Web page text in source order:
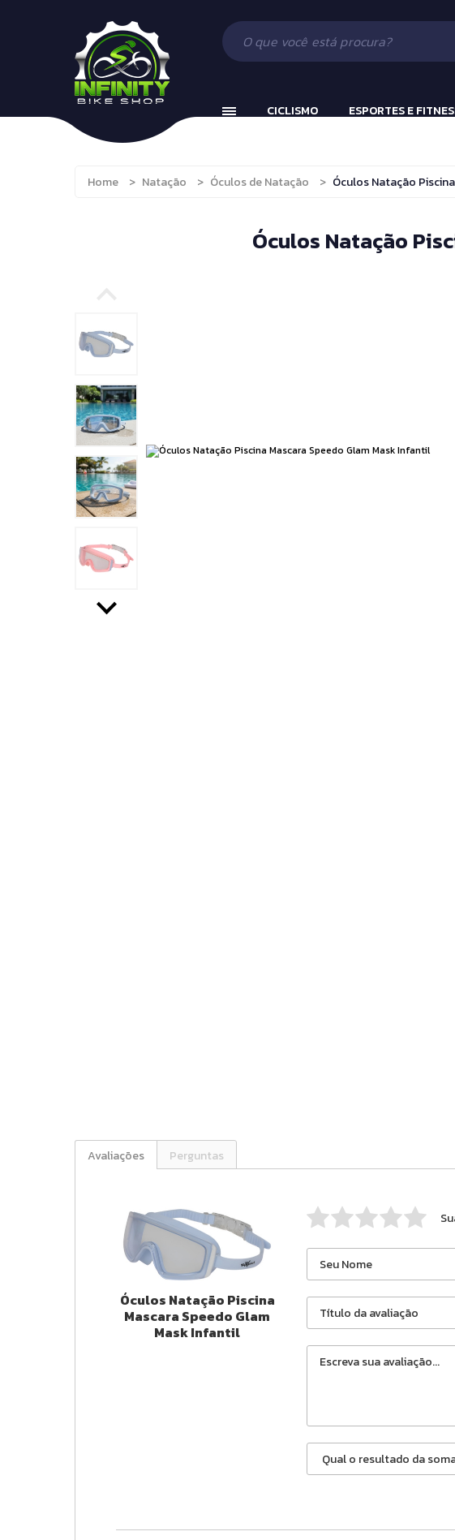
Fitness
CICLISMO ESPORTES E
Fitness e
Ciclismo
Esportes e Fitness
Fitness
Camping, Caça e Pesca
Brinquedos e Hobbies
Natação
Acessórios
Componentes
Beach Tennis
Fitness e Musculação
Tênis de Mesa
Home > Natação > Óculos de Natação > Óculos Natação
Óculos Natação
Avaliações Perguntas
Óculos Natação Piscina
Mascara Speedo Glam
Mask Infantil